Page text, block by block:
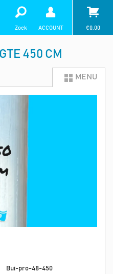
Zoek ACCOUNT €0,00
450 CM
MENU
Bui-pro-48-450